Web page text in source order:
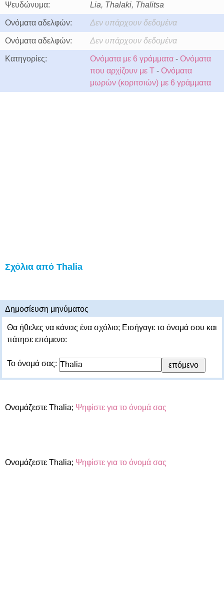
Ψευδώνυμα: Lia, Thalaki, Thalitsa
Ονόματα αδελφών: Δεν υπάρχουν δεδομένα
Ονόματα αδελφών: Δεν υπάρχουν δεδομένα
Κατηγορίες: Ονόματα με 6 γράμματα - Ονόματα
που αρχίζουν με T - Ονόματα
μωρών (κοριτσιών) με 6 γράμματα
Σχόλια από Thalia
Δημοσίευση μηνύματος
Θα ήθελες να κάνεις ένα σχόλιο; Εισήγαγε το όνομά σου και
πάτησε επόμενο:
Το όνομά σας:
Ονομάζεστε Thalia; Ψηφίστε για το όνομά σας
Ονομάζεστε Thalia; Ψηφίστε για το όνομά σας